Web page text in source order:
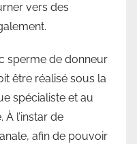
vers des
sperme de donneur
être réalisé sous la
spécialiste et au
À l’instar de
afin de pouvoir